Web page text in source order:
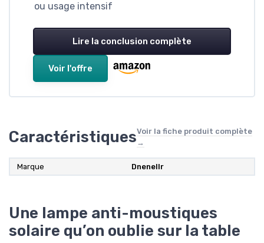
ou usage intensif
Lire la conclusion complète
Voir l'offre
CaractéristiquesVoir la fiche produit complète
→
Marque Dnenellr
Une lampe anti-moustiques
solaire qu’on oublie sur la table